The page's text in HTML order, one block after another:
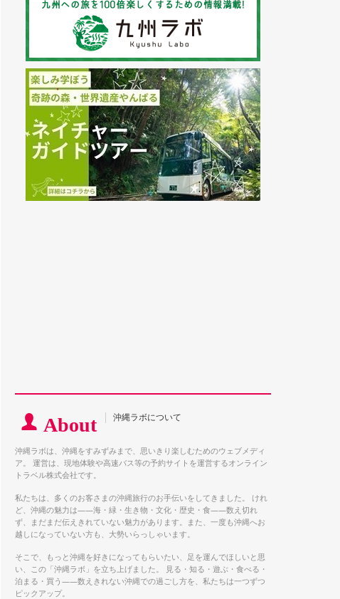
About 沖縄ラボについて
沖縄ラボは、沖縄をすみずみまで、思いきり楽しむためのウェブメディ
ア。 運営は、現地体験や高速バス等の予約サイトを運営するオンライン
トラベル株式会社です。
私たちは、多くのお客さまの沖縄旅行のお手伝いをしてきました。 けれ
ど、沖縄の魅力は――海・緑・生き物・文化・歴史・食――数え切れ
ず、まだまだ伝えきれていない魅力があります。また、一度も沖縄へお
越しになっていない方も、大勢いらっしゃいます。
そこで、もっと沖縄を好きになってもらいたい、足を運んでほしいと思
い、この「沖縄ラボ」を立ち上げました。 見る・知る・遊ぶ・食べる・
泊まる・買う――数えきれない沖縄での過ごし方を、私たちは一つずつ
ピックアップ。